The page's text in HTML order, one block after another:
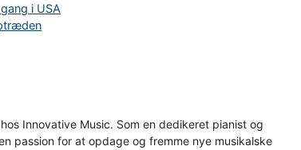
i USA
Innovative Music. Som en dedikeret pianist og
passion for at opdage og fremme nye musikalske